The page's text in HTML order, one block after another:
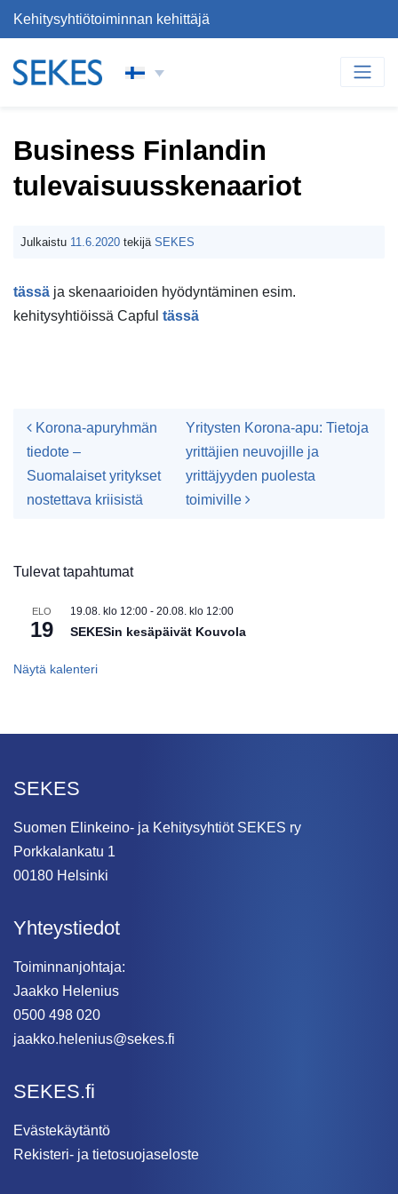
Kehitysyhtiötoiminnan kehittäjä
PÄÄVALIKKO
Business Finlandin
tulevaisuusskenaariot
Julkaistu 11.6.2020 tekijä SEKES
tässä ja skenaarioiden hyödyntäminen esim.
kehitysyhtiöissä Capful tässä
Artikkelien navigointi
Korona-apuryhmän
tiedote –
Suomalaiset yritykset
nostettava kriisistä
Yritysten Korona-apu: Tietoja
yrittäjien neuvojille ja
yrittäjyyden puolesta
toimiville
Tulevat tapahtumat
ELO
19
19.08. klo 12:00 - 20.08. klo 12:00
SEKESin kesäpäivät Kouvola
Näytä kalenteri
SEKES
Suomen Elinkeino- ja Kehitysyhtiöt SEKES ry
Porkkalankatu 1
00180 Helsinki
Yhteystiedot
Toiminnanjohtaja:
Jaakko Helenius
0500 498 020
jaakko.helenius@sekes.fi
SEKES.fi
Evästekäytäntö
Rekisteri- ja tietosuojaseloste